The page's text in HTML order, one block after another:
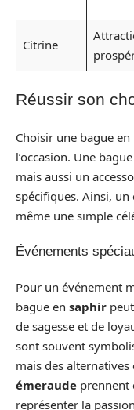
Citrine
Réussir son
Choisir une bague
l’occasion. Une
mais aussi un
spécifiques. Ainsi,
même une simple
Événements
Pour un événement
bague en saphir
de sagesse et de
sont souvent
mais des alternatives
émeraude prennent
représenter la